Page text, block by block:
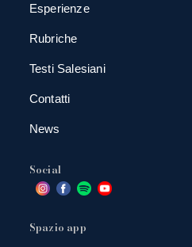
Esperienze
Rubriche
Testi Salesiani
Contatti
News
Social
Spazio app